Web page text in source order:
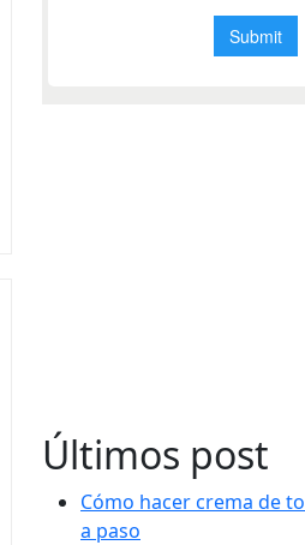
Últimos post
Cómo hacer crema de
a paso